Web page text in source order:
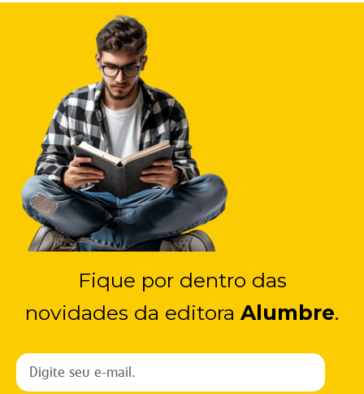
Fique por dentro das
novidades da editora Alumbre.